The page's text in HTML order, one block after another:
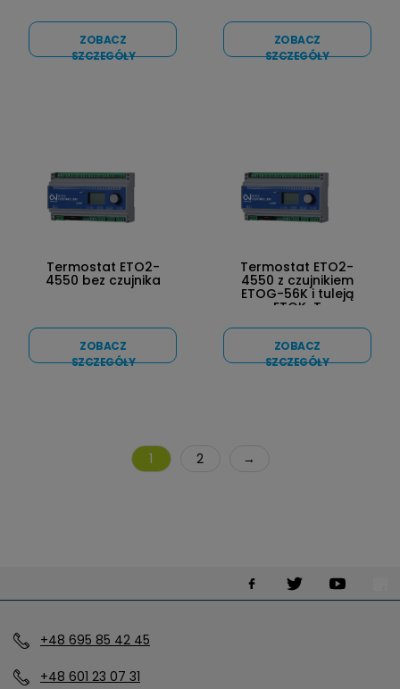
ZOBACZ
SZCZEGÓŁY
ZOBACZ
SZCZEGÓŁY
Termostat ETO2-
4550 bez czujnika
ZOBACZ
SZCZEGÓŁY
Termostat ETO2-
4550 z czujnikiem
ETOG-56K i tuleją
ETOK-T
ZOBACZ
SZCZEGÓŁY
1 2 →
+48 695 85 42 45
+48 601 23 07 31